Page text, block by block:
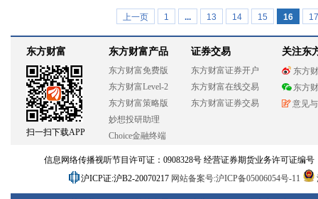
上一页 1 ... 13 14 15 16 17
东方财富
扫一扫下载APP
东方财富产品
东方财富免费版
东方财富Level-2
东方财富策略版
妙想投研助理
Choice金融终端
证券交易
东方财富证券开户
东方财富在线交易
东方财富证券交易
关注东
东方
东方
意见
信息网络传播视听节目许可证：0908328号 经营证券期货业务许可证编号
沪ICP证:沪B2-20070217 网站备案号:沪ICP备05006054号-11